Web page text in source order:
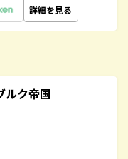
詳細を見る
ク帝国